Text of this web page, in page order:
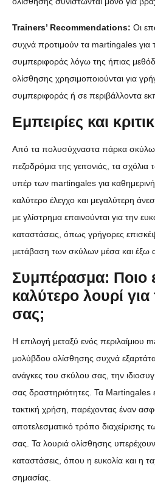
Trainers’ Recommendations: Οι
συχνά προτιμούν τα martingales για
συμπεριφοράς λόγω της ήπιας
ολίσθησης χρησιμοποιούνται για
συμπεριφοράς ή σε περιβάλλοντα
Εμπειρίες και
Από τα πολυσύχναστα πάρκα
πεζοδρόμια της γειτονιάς, τα
υπέρ των martingales για
καλύτερο έλεγχο και μεγαλύτερη
με γλίστρημα επαινούνται για την
καταστάσεις, όπως γρήγορες
μετάβαση των σκύλων μέσα και έξω
Συμπέρασμα: Ποιο
καλύτερο λουρί για
σας;
Η επιλογή μεταξύ ενός περιλαίμιου
μολύβδου ολίσθησης συχνά
ανάγκες του σκύλου σας, την
σας δραστηριότητες. Τα Martingales
τακτική χρήση, παρέχοντας έναν
αποτελεσματικό τρόπο διαχείρισης
σας. Τα λουριά ολίσθησης
καταστάσεις, όπου η ευκολία και η
σημασίας.